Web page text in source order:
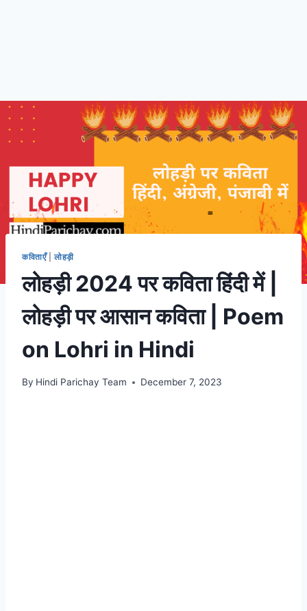
कविताएँ|लोहड़ी
लोहड़ी 2024 पर कविता हिंदी में |
लोहड़ी पर आसान कविता | Poem
on Lohri in Hindi
By Hindi Parichay Team December 7, 2023